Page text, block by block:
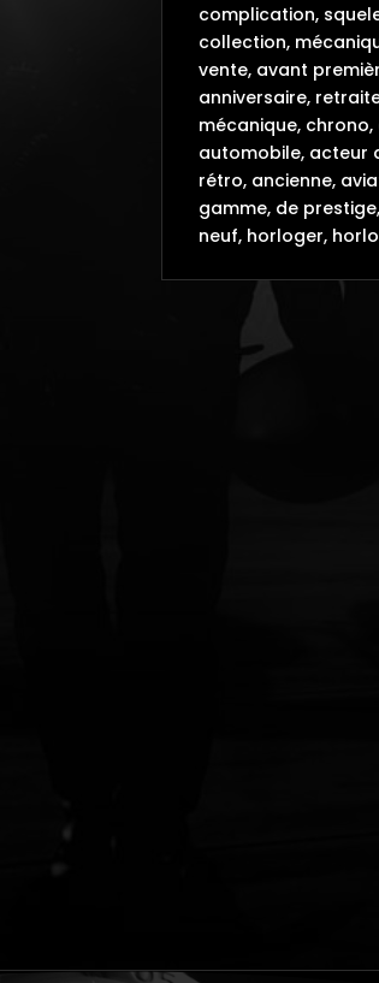
complication,
collection,
vente, avant
anniversaire,
mécanique,
automobile, acteur
rétro, ancienne,
gamme, de
neuf, horloger,